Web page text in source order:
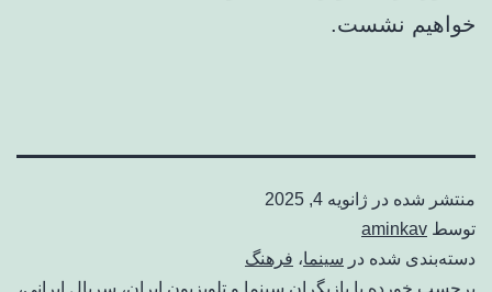
خواهیم نشست.
منتشر شده در ژانویه 4, 2025
توسط aminkav
دسته‌بندی شده در سینما، فرهنگ
برچسب خورده با بازیگران سینما و تلویزیون ایران، سریال ایرانی،